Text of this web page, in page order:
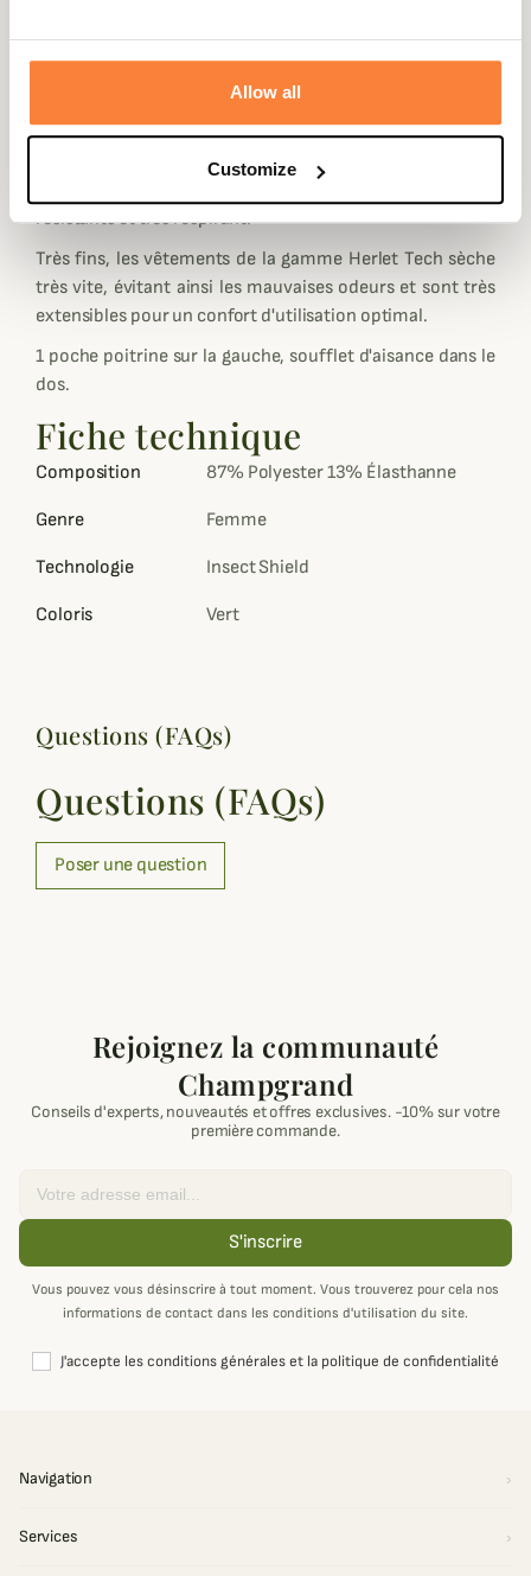
Allow all
Customize
adaptée aux Dianes sur cette nouvelle gamme Herlet
Tech Femme.
La gamme Herlet Tech Femme est dotée d'un poids
plume et d'un encombrement minimum, c'est un
ensemble de vêtements parfaitement étudiés pour les
résistants et très respirant.
Très fins, les vêtements de la gamme Herlet Tech sèche
très vite, évitant ainsi les mauvaises odeurs et sont très
extensibles pour un confort d'utilisation optimal.
1 poche poitrine sur la gauche, soufflet d'aisance dans le
dos.
Fiche technique
Composition 87% Polyester 13% Élasthanne
Genre Femme
Technologie Insect Shield
Coloris Vert
Questions (FAQs)
Questions (FAQs)
Poser une question
Rejoignez la communauté
Champgrand
Conseils d'experts, nouveautés et offres exclusives. -10% sur votre
première commande.
S'inscrire
Vous pouvez vous désinscrire à tout moment. Vous trouverez pour cela nos
informations de contact dans les conditions d'utilisation du site.
J'accepte les conditions générales et la politique de confidentialité
Navigation
Services